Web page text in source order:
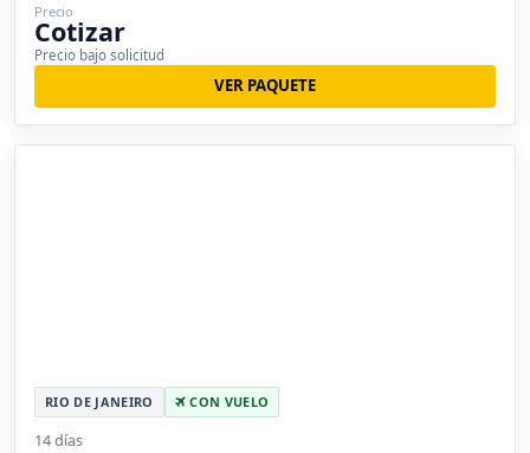
Precio
Cotizar
Precio bajo solicitud
VER PAQUETE
RIO DE JANEIRO CON VUELO
14 días